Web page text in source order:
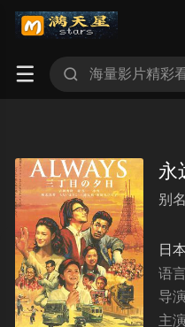
 
永
别
日本
语
导
主